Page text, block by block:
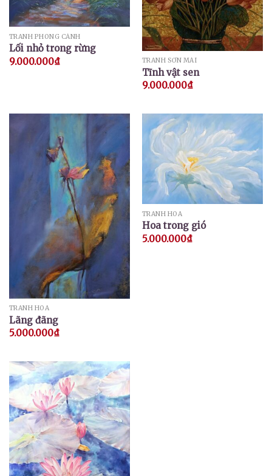
TRANH PHONG CẢNH
Lối nhỏ trong rừng
9.000.000₫ TRANH SƠN MÀI
Tĩnh vật sen
9.000.000₫
TRANH HOA
Lãng đãng
5.000.000₫
TRANH HOA
Hoa trong gió
5.000.000₫